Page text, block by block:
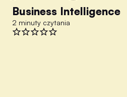
Business Intelligence
2 minuty czytania